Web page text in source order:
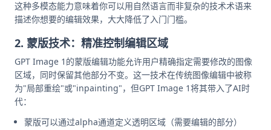
这种多模态能力意味着你可以用自然语言而非复杂的技术术语来
描述你想要的编辑效果，大大降低了入门门槛。
2. 蒙版技术：精准控制编辑区域
GPT Image 1的蒙版编辑功能允许用户精确指定需要修改的图像
区域，同时保留其他部分不变。这一技术在传统图像编辑中被称
为"局部重绘"或"inpainting"，但GPT Image 1将其带入了AI时
代：
蒙版可以通过alpha通道定义透明区域（需要编辑的部分）